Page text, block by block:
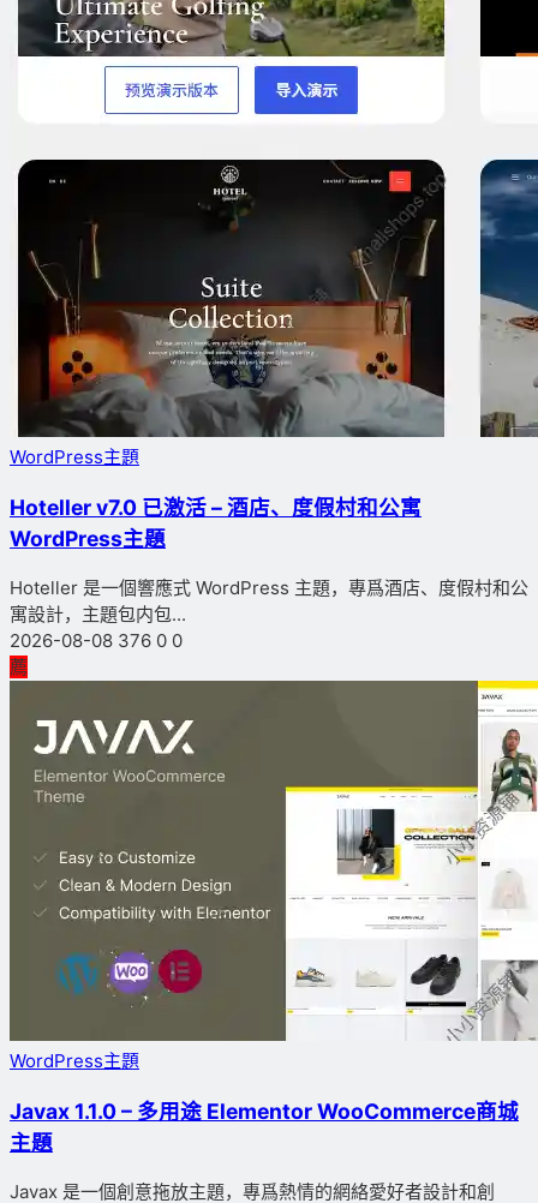
WordPress主題
Hoteller v7.0 已激活 – 酒店、度假村和公寓
WordPress主題
Hoteller 是一個響應式 WordPress 主題，專爲酒店、度假村和公
寓設計，主題包内包...
2026-08-08 376 0 0
薦
WordPress主題
Javax 1.1.0 – 多用途 Elementor WooCommerce商城
主題
Javax 是一個創意拖放主題，專爲熱情的網絡愛好者設計和創